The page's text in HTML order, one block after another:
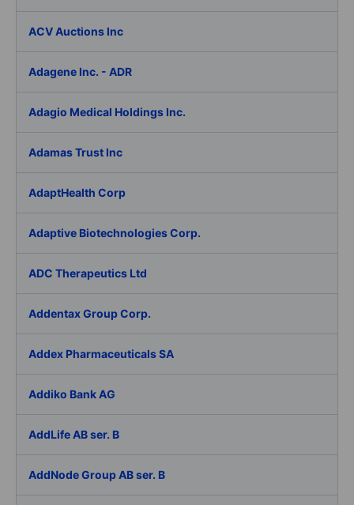
ACV Auctions Inc
Adagene Inc. - ADR
Adagio Medical Holdings Inc.
Adamas Trust Inc
AdaptHealth Corp
Adaptive Biotechnologies Corp.
ADC Therapeutics Ltd
Addentax Group Corp.
Addex Pharmaceuticals SA
Addiko Bank AG
AddLife AB ser. B
AddNode Group AB ser. B